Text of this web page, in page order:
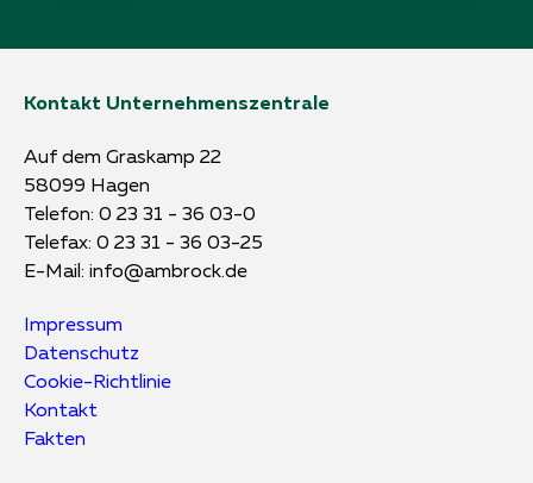
Kontakt Unternehmenszentrale
Auf dem Graskamp 22
58099 Hagen
Telefon: 0 23 31 - 36 03-0
Telefax: 0 23 31 - 36 03-25
E-Mail: info@ambrock.de
Impressum
Datenschutz
Cookie-Richtlinie
Kontakt
Fakten